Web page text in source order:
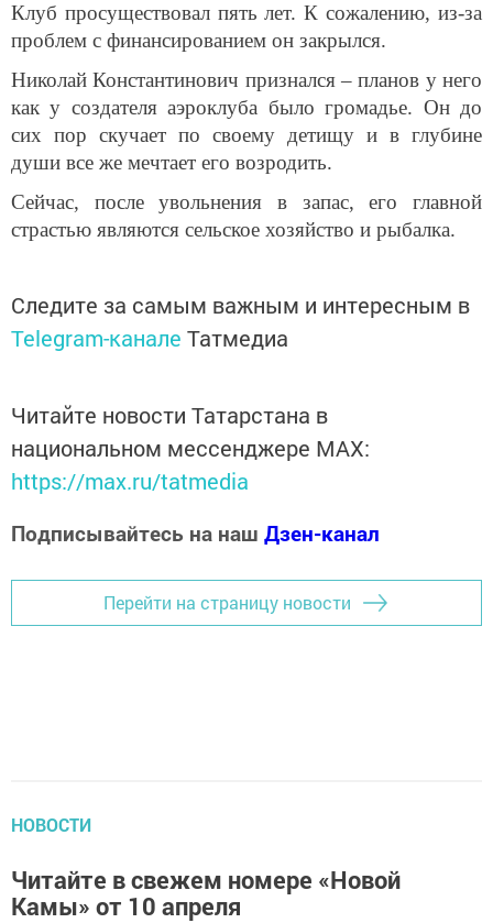
Клуб просуществовал пять лет. К сожалению, из-за
проблем с финансированием он закрылся.
Николай Константинович признался – планов у него
как у создателя аэроклуба было громадье. Он до
сих пор скучает по своему детищу и в глубине
души все же мечтает его возродить.
Сейчас, после увольнения в запас, его главной
страстью являются сельское хозяйство и рыбалка.
Следите за самым важным и интересным в
Telegram-канале Татмедиа
Читайте новости Татарстана в
национальном мессенджере MАХ:
https://max.ru/tatmedia
Подписывайтесь на наш Дзен-канал
Перейти на страницу новости
НОВОСТИ
Читайте в свежем номере «Новой
Камы» от 10 апреля